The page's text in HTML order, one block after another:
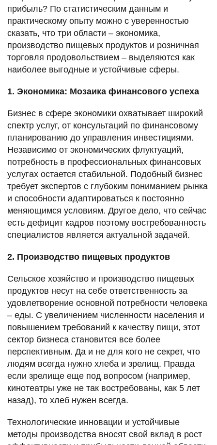
прибыль? По статистическим данным и
практическому опыту можно с уверенностью
сказать, что три области – экономика,
производство пищевых продуктов и розничная
торговля продовольствием – выделяются как
наиболее выгодные и устойчивые сферы.
1. Экономика: Мозаика финансового успеха
Бизнес в сфере экономики охватывает широкий
спектр услуг, от консультаций по финансовому
планированию до управления инвестициями.
Независимо от экономических флуктуаций,
потребность в профессиональных финансовых
услугах остается стабильной. Подобный бизнес
требует экспертов с глубоким пониманием рынка
и способности адаптироваться к постоянно
меняющимся условиям. Другое дело, что сейчас
есть дефицит кадров поэтому востребованность
специалистов является актуальной задачей.
2. Производство пищевых продуктов
Сельское хозяйство и производство пищевых
продуктов несут на себе ответственность за
удовлетворение основной потребности человека
– еды. С увеличением численности населения и
повышением требований к качеству пищи, этот
сектор бизнеса становится все более
перспективным. Да и не для кого не секрет, что
людям всегда нужно хлеба и зрелищ. Правда
если зрелище еще под вопросом (например,
кинотеатры уже не так востребованы, как 5 лет
назад), то хлеб нужен всегда.
Технологические инновации и устойчивые
методы производства вносят свой вклад в рост